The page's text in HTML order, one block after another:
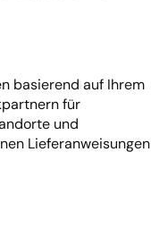
basierend auf Ihrem
für
und
Lieferanweisungen